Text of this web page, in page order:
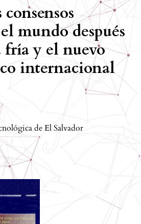
mundo después
fría y el nuevo
internacional
de El Salvador